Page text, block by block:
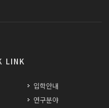
LINK
입학안내
연구분야